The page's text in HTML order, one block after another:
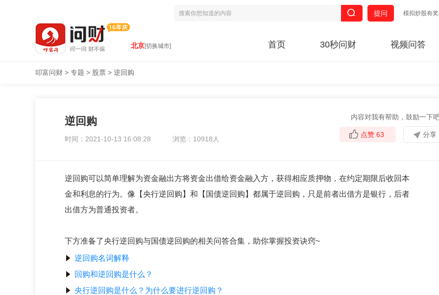
模拟炒股有
提问
北京[切换城市] 首页 30秒问财 视频问答
叩富问财 > 专题 > 股票 > 逆回购
逆回购
时间：2021-10-13 16:08:28 浏览：10918人
内容对我有帮助，鼓励一下吧
点赞 63 分享
逆回购可以简单理解为资金融出方将资金出借给资金融入方，获得相应质押物，在约定期限后收回本
金和利息的行为。像【央行逆回购】和【国债逆回购】都属于逆回购，只是前者出借方是银行，后者
出借方为普通投资者。
下方准备了央行逆回购与国债逆回购的相关问答合集，助你掌握投资诀窍~
逆回购名词解释
回购和逆回购是什么？
央行逆回购是什么？为什么要进行逆回购？